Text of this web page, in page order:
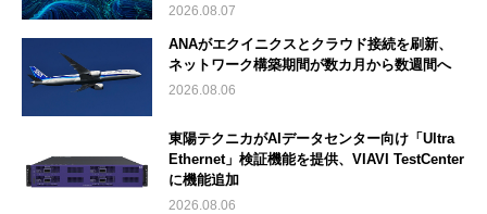
2026.08.07
ANAがエクイニクスとクラウド接続を刷新、
ネットワーク構築期間が数カ月から数週間へ
2026.08.06
東陽テクニカがAIデータセンター向け「Ultra
Ethernet」検証機能を提供、VIAVI TestCenter
に機能追加
2026.08.06